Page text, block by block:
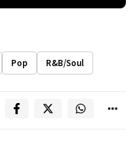
Pop R&B/Soul